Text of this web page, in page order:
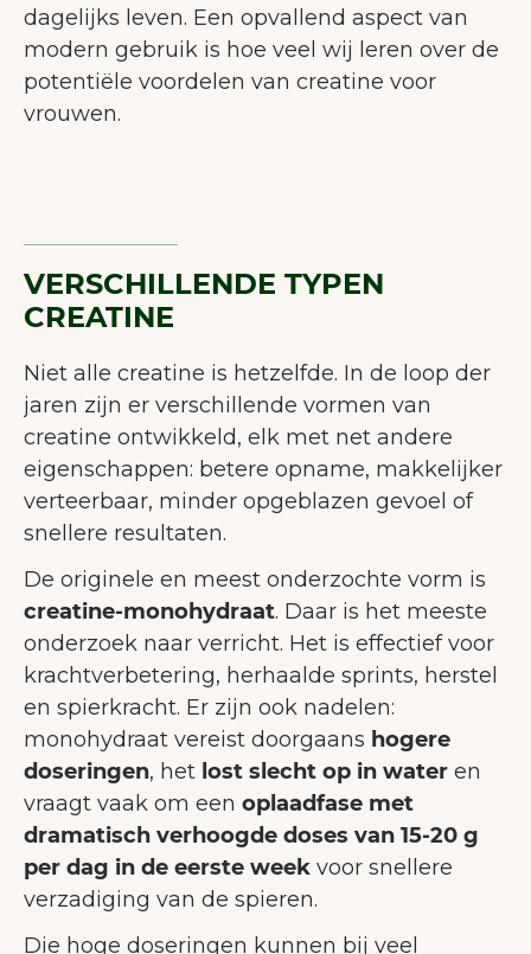
dagelijks leven. Een opvallend aspect van
modern gebruik is hoe veel wij leren over de
potentiële voordelen van creatine voor
vrouwen.
VERSCHILLENDE TYPEN
CREATINE
Niet alle creatine is hetzelfde. In de loop der
jaren zijn er verschillende vormen van
creatine ontwikkeld, elk met net andere
eigenschappen: betere opname, makkelijker
verteerbaar, minder opgeblazen gevoel of
snellere resultaten.
De originele en meest onderzochte vorm is
creatine-monohydraat. Daar is het meeste
onderzoek naar verricht. Het is effectief voor
krachtverbetering, herhaalde sprints, herstel
en spierkracht. Er zijn ook nadelen:
monohydraat vereist doorgaans hogere
doseringen, het lost slecht op in water en
vraagt vaak om een oplaadfase met
dramatisch verhoogde doses van 15-20 g
per dag in de eerste week voor snellere
verzadiging van de spieren.
Die hoge doseringen kunnen bij veel